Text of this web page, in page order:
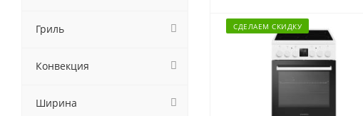
СДЕЛАЕМ СКИДКУ
Гриль
Конвекция
Ширина